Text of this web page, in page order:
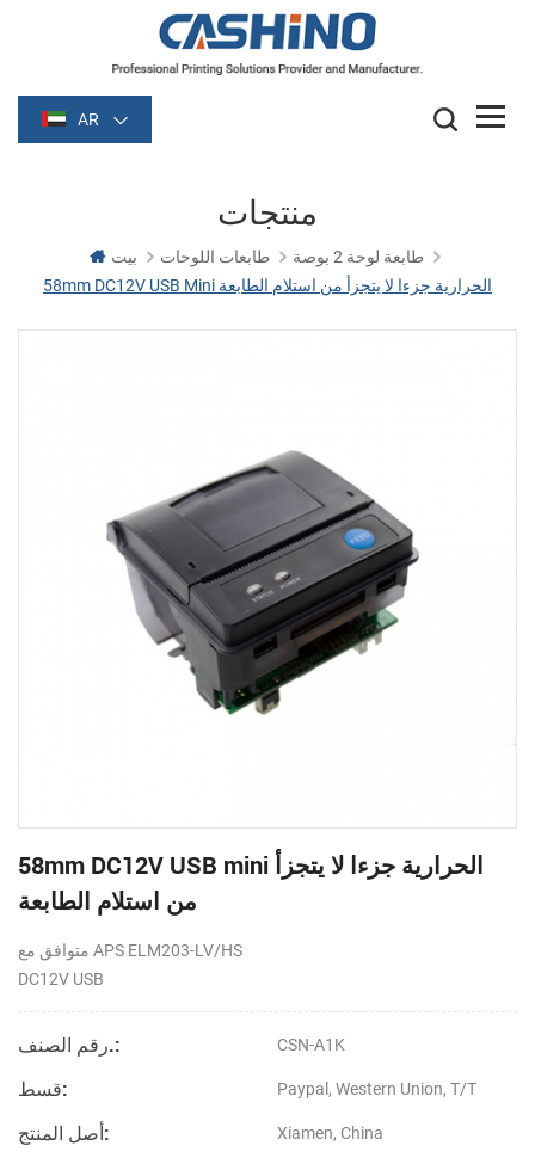
AR
منتجات
بيت طابعات اللوحات
طابعة لوحة 2 بوصة
58mm DC12V USB Mini الحرارية جزءا لا يتجزأ من استلام الطابعة
58mm DC12V USB mini الحرارية جزءا لا يتجزأ
من استلام الطابعة
متوافق مع APS ELM203-LV/HS
DC12V USB
رقم الصنف.: CSN-A1K
قسط: Paypal, Western Union, T/T
أصل المنتج: Xiamen, China